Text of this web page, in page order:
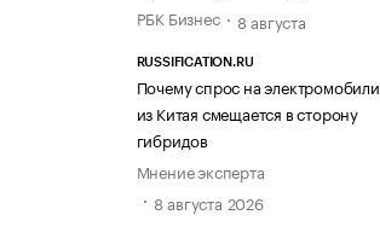
РБК Бизнес
8 августа
RUSSIFICATION.RU
Почему спрос на электромобили
из Китая смещается в сторону
гибридов
Мнение эксперта
8 августа 2026